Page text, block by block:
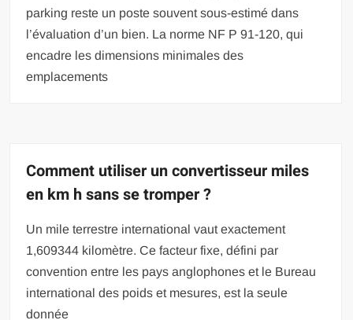
parking reste un poste souvent sous-estimé dans
l’évaluation d’un bien. La norme NF P 91-120, qui
encadre les dimensions minimales des
emplacements
Comment utiliser un convertisseur miles
en km h sans se tromper ?
Un mile terrestre international vaut exactement
1,609344 kilomètre. Ce facteur fixe, défini par
convention entre les pays anglophones et le Bureau
international des poids et mesures, est la seule
donnée